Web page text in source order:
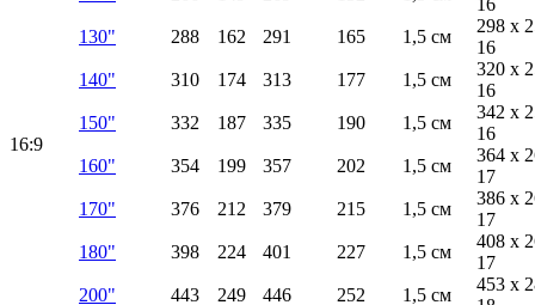
16:9
16
130"
288 162 291 165 1,5 см
298 x
16
140"
310 174 313 177 1,5 см
320 x
16
150"
332 187 335 190 1,5 см
342 x
16
160"
354 199 357 202 1,5 см
364 x
17
170"
376 212 379 215 1,5 см
386 x
17
180"
398 224 401 227 1,5 см
408 x
17
200"
443 249 446 252 1,5 см
453 x